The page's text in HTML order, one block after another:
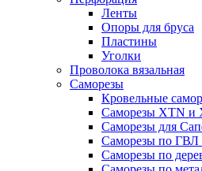
Ленты
Опоры для бруса
Пластины
Уголки
Проволока вязальная
Саморезы
Кровельные
Саморезы XTN и
Саморезы для
Саморезы по
Саморезы по